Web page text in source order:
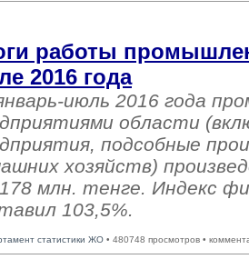
работы
2016 года
июль 2016 года
области
подсобные
хозяйств)
млн. тенге. Индекс
103,5%.
статистики ЖО • 480748 просмотров •